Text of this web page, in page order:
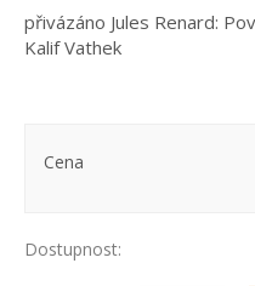
přivázáno Jules Renard:
Kalif Vathek
Cena
Dostupnost: